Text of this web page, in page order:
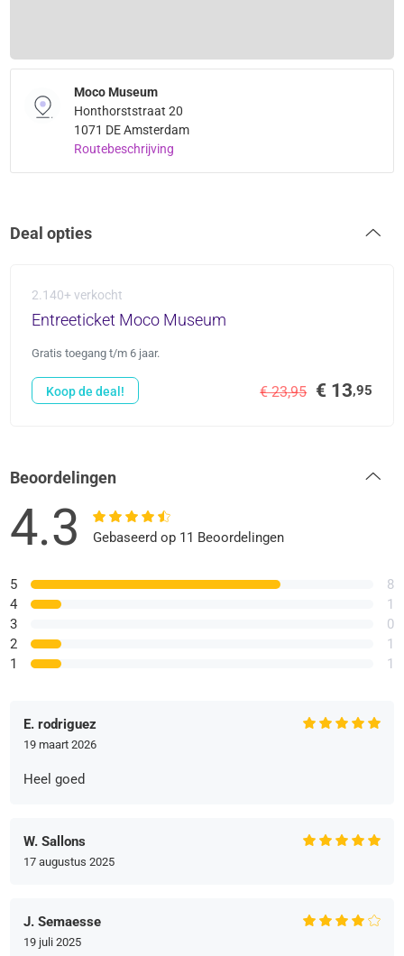
Moco Museum
Honthorststraat 20
1071 DE Amsterdam
Routebeschrijving
Deal opties
2.140+ verkocht
Entreeticket Moco Museum
Gratis toegang t/m 6 jaar.
€ 23,95 € 13,95
Koop de deal!
Beoordelingen
4.3 Gebaseerd op 11 Beoordelingen
5
4
3
2
1
8
1
0
1
1
E. rodriguez
19 maart 2026
Heel goed
W. Sallons
17 augustus 2025
J. Semaesse
19 juli 2025